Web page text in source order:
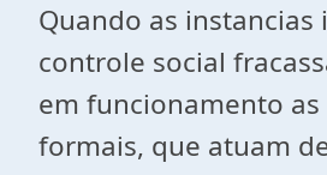
Quando as
controle social
em funcionamento as
formais, que atuam